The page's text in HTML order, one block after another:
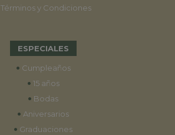
Términos y Condiciones
ESPECIALES
• Cumpleaños
• 15 años
• Bodas
• Aniversarios
• Graduaciones